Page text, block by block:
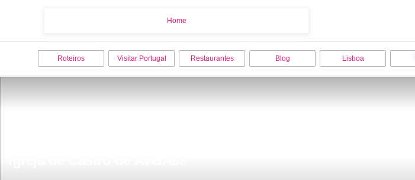
Home
Roteiros Visitar Portugal Restaurantes Blog Lisboa